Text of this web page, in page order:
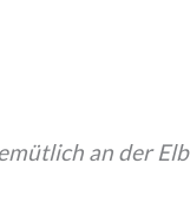
an der